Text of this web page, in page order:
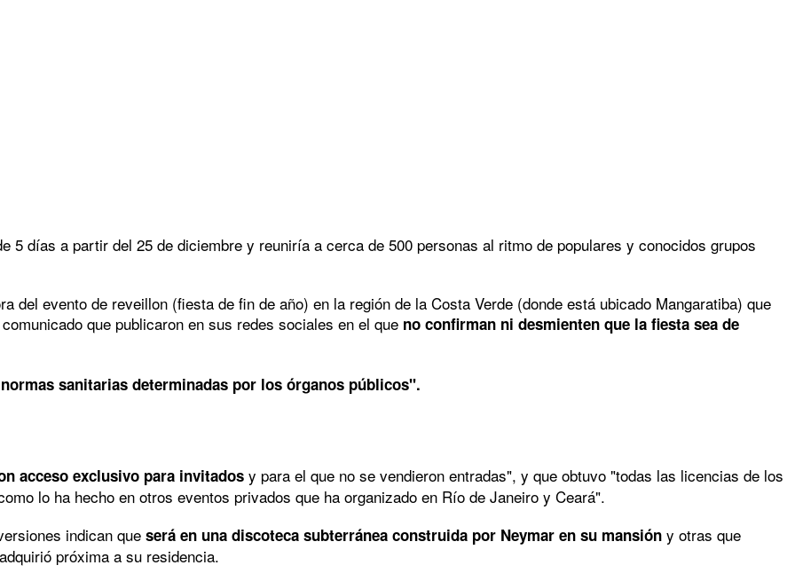
5 días a partir del 25 de diciembre y reuniría a cerca de 500 personas al ritmo de populares y conocidos grupos
del evento de reveillon (fiesta de fin de año) en la región de la Costa Verde (donde está ubicado Mangaratiba) que
que publicaron en sus redes sociales en el que no confirman ni desmienten que la fiesta sea de
sanitarias determinadas por los órganos públicos".
acceso exclusivo para invitados y para el que no se vendieron entradas", y que obtuvo "todas las licencias de los
lo ha hecho en otros eventos privados que ha organizado en Río de Janeiro y Ceará".
indican que será en una discoteca subterránea construida por Neymar en su mansión y otras que
próxima a su residencia.